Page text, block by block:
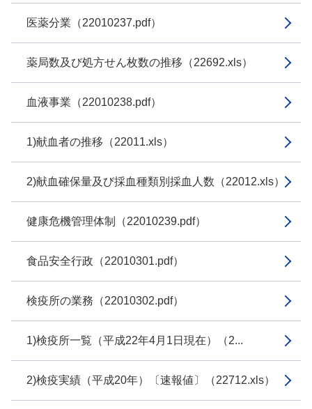
医薬分業（22010237.pdf）
薬局数及び処方せん枚数の推移（22692.xls）
血液事業（22010238.pdf）
1)献血者の推移（22011.xls）
2)献血確保量及び採血種類別採血人数（22012.xls）
健康危機管理体制（22010239.pdf）
食品安全行政（22010301.pdf）
検疫所の業務（22010302.pdf）
1)検疫所一覧（平成22年4月1日現在）（2...
2)検疫実績（平成20年）〔速報値〕（22712.xls）